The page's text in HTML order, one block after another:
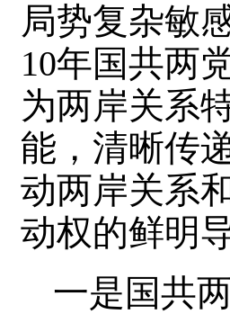
局势复杂敏
10年国共两
为两岸关系
能，清晰传
动两岸关系
动权的鲜明
一是国共